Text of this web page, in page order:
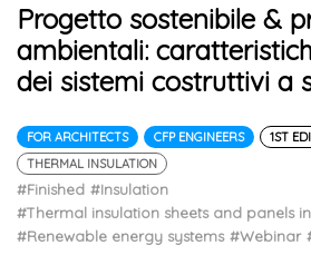
Progetto sostenibile &
ambientali:
dei sistemi costruttivi a
FOR ARCHITECTS CFP ENGINEERS 1ST
THERMAL INSULATION
#Finished #Insulation
#Thermal insulation sheets and panels
#Renewable energy systems #Webinar